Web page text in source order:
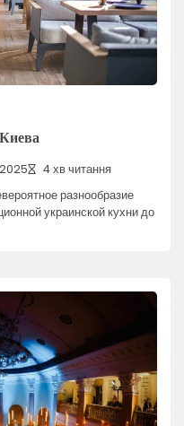
4 хв читання
разнообразие
украинской кухни до